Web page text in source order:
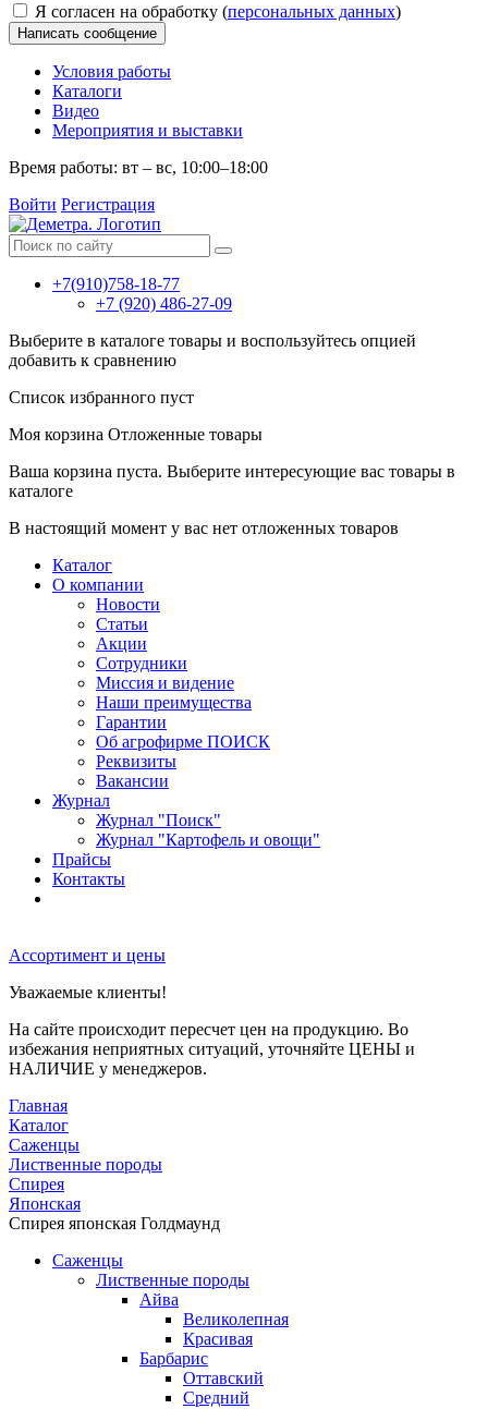
Я согласен на обработку (персональных данных)
Написать сообщение
Условия работы
Каталоги
Видео
Мероприятия и выставки
Время работы: вт – вс, 10:00–18:00
Войти Регистрация
+7(910)758-18-77
+7 (920) 486-27-09
Выберите в каталоге товары и воспользуйтесь опцией
добавить к сравнению
Список избранного пуст
Моя корзина Отложенные товары
Ваша корзина пуста. Выберите интересующие вас товары в
каталоге
В настоящий момент у вас нет отложенных товаров
Каталог
О компании
Новости
Статьи
Акции
Сотрудники
Миссия и видение
Наши преимущества
Гарантии
Об агрофирме ПОИСК
Реквизиты
Вакансии
Журнал
Журнал "Поиск"
Журнал "Картофель и овощи"
Прайсы
Контакты
Ассортимент и цены
Уважаемые клиенты!
На сайте происходит пересчет цен на продукцию. Во
избежания неприятных ситуаций, уточняйте ЦЕНЫ и
НАЛИЧИЕ у менеджеров.
Главная
Каталог
Саженцы
Лиственные породы
Спирея
Японская
Спирея японская Голдмаунд
Саженцы
Лиственные породы
Айва
Великолепная
Красивая
Барбарис
Оттавский
Средний